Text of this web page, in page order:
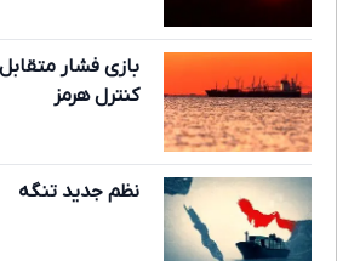
بازی فشار
کنترل هرمز
نظم جدید تنگه